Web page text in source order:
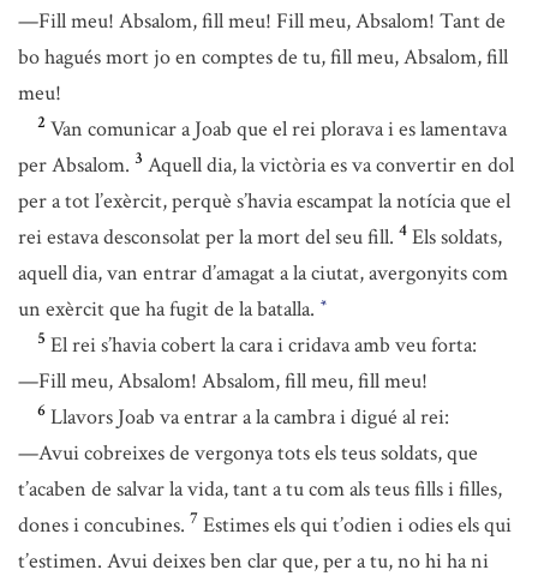
—Fill meu! Absalom, fill meu! Fill meu, Absalom! Tant de
bo hagués mort jo en comptes de tu, fill meu, Absalom, fill
meu!
2 Van comunicar a Joab que el rei plorava i es lamentava
per Absalom. 3 Aquell dia, la victòria es va convertir en dol
per a tot l’exèrcit, perquè s’havia escampat la notícia que el
rei estava desconsolat per la mort del seu fill. 4 Els soldats,
aquell dia, van entrar d’amagat a la ciutat, avergonyits com
un exèrcit que ha fugit de la batalla. *
5 El rei s’havia cobert la cara i cridava amb veu forta:
—Fill meu, Absalom! Absalom, fill meu, fill meu!
6 Llavors Joab va entrar a la cambra i digué al rei:
—Avui cobreixes de vergonya tots els teus soldats, que
t’acaben de salvar la vida, tant a tu com als teus fills i filles,
dones i concubines. 7 Estimes els qui t’odien i odies els qui
t’estimen. Avui deixes ben clar que, per a tu, no hi ha ni